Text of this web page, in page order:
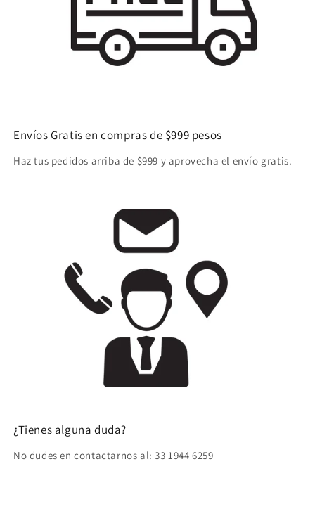
Envíos Gratis en compras de $999 pesos
Haz tus pedidos arriba de $999 y aprovecha el envío gratis.
¿Tienes alguna duda?
No dudes en contactarnos al: 33 1944 6259